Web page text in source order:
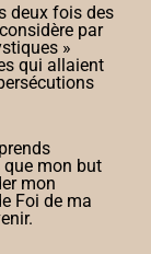
deux fois des
par
»
qui allaient
mon but
mon
Foi de ma